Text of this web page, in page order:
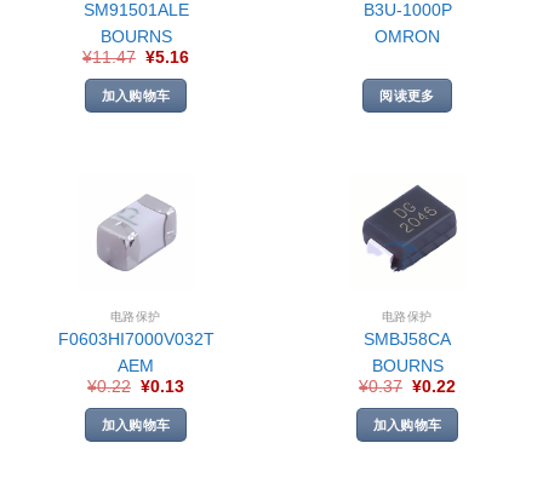
SM91501ALE
BOURNS
¥11.47 ¥5.16
加入购物车
B3U-1000P
OMRON
阅读更多
电路保护
F0603HI7000V032T
AEM
¥0.22 ¥0.13
加入购物车
电路保护
SMBJ58CA
BOURNS
¥0.37 ¥0.22
加入购物车